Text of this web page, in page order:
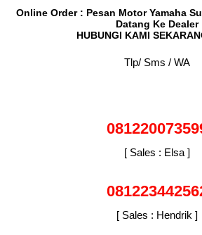
Online Order : Pesan Motor Yamaha
Datang Ke Dealer
HUBUNGI KAMI
Tlp/ Sms / WA
[ Sales : Elsa ]
[ Sales : Hendrik ]